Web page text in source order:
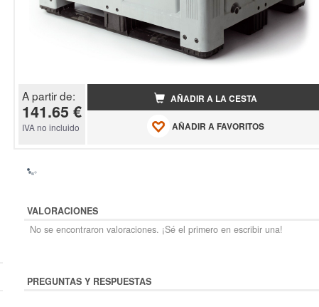
A partir de:
141.65 €
IVA no incluido
AÑADIR A LA CESTA
AÑADIR A FAVORITOS
VALORACIONES
No se encontraron valoraciones. ¡Sé el primero en escribir una!
PREGUNTAS Y RESPUESTAS